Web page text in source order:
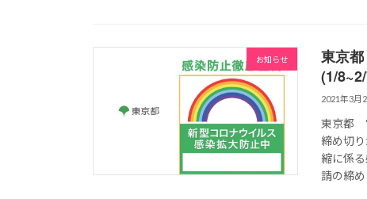
お知らせ
東京
(1/
2021年3月
東京都
締め切
縮に係
請の締